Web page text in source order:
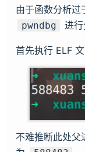
由于函数分析过
pwndbg 进行
首先执行 ELF
不难推断此处父